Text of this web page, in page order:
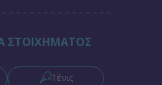
ΣΤΟΙΧΗΜΑΤΟΣ
Τένις